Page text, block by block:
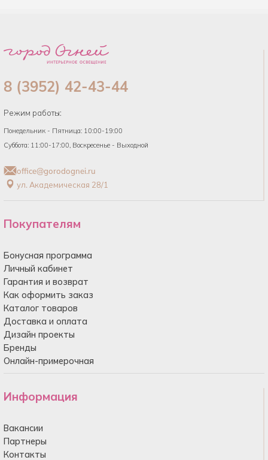
8 (3952) 42-43-44
Режим работы:
Понедельник - Пятница: 10:00-19:00
Суббота: 11:00-17:00, Воскресенье - Выходной
office@gorodognei.ru
ул. Академическая 28/1
Покупателям
Бонусная программа
Личный кабинет
Гарантия и возврат
Как оформить заказ
Каталог товаров
Доставка и оплата
Дизайн проекты
Бренды
Онлайн-примерочная
Информация
Вакансии
Партнеры
Контакты